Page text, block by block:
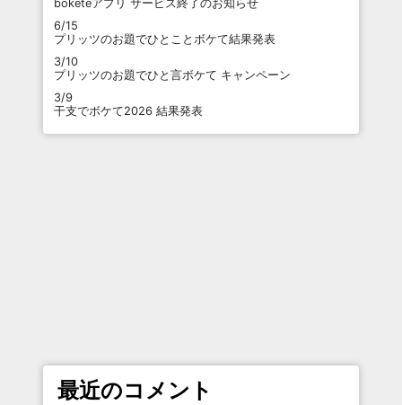
boketeアプリ サービス終了のお知らせ
6/15
プリッツのお題でひとことボケて結果発表
3/10
プリッツのお題でひと言ボケて キャンペーン
3/9
干支でボケて2026 結果発表
最近のコメント